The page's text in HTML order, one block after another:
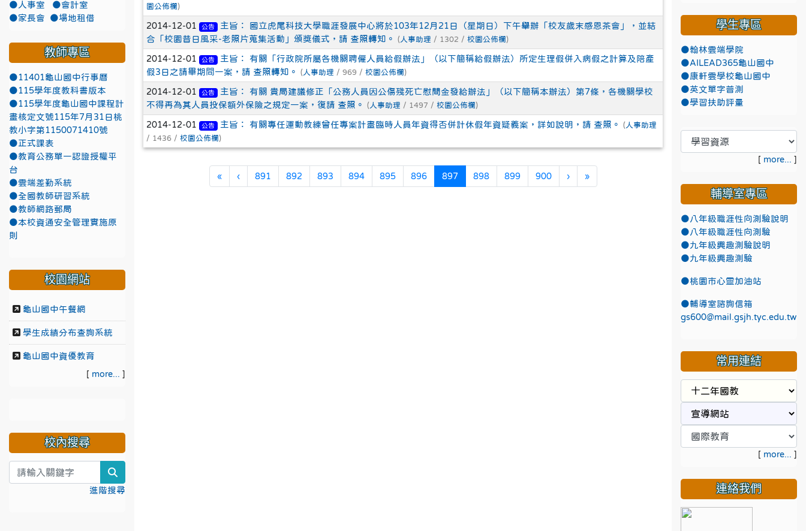
園公佈欄 )
2014-12-01 公告
主旨： 國立虎尾科技大學職涯發展中心將於103年12月21日（星期日）下午舉辦「校友歲末感恩茶會」，並結
合「校園昔日風采-老照片蒐集活動」頒獎儀式，請 查照轉知。 ( 人事助理 / 1302 / 校園公佈欄 )
2014-12-01 公告
主旨： 有關「行政院所屬各機關聘僱人員給假辦法」（以下簡稱給假辦法）所定生理假併入病假之計算及陪產
假3日之請畢期間一案，請 查照轉知。 ( 人事助理 / 969 / 校園公佈欄 )
2014-12-01 公告
主旨： 有關 貴局建議修正「公務人員因公傷殘死亡慰問金發給辦法」（以下簡稱本辦法）第7條，各機關學校
不得再為其人員投保額外保險之規定一案，復請 查照。 ( 人事助理 / 1497 / 校園公佈欄 )
2014-12-01 公告 主旨： 有關專任運動教練曾任專案計畫臨時人員年資得否併計休假年資疑義案，詳如說明，請 查照。 ( 人事助理
/ 1436 / 校園公佈欄 )
«第一頁
‹上一頁
891 892 893 894 895 896 897(目前頁次)
898 899 900 ›下一頁
»最後頁
●人事室
●會計室
●家長會
●場地租借
教師專區
●11401龜山國中行事曆
●115學年度教科書版本
●115學年度龜山國中課程計
畫核定文號115年7月31日桃
教小字第1150071410號
●正式課表
●教育公務單一認證授權平
台
●雲端差勤系統
●全國教師研習系統
●教師網路郵局
●本校資通安全管理實施原
則
校園網站
龜山國中午餐網
學生成績分布查詢系統
龜山國中資優教育
[ more... ]
校內搜尋
進階搜尋
學生專區
●翰林雲端學院
●AILEAD365龜山國中
●康軒雲學校龜山國中
●英文單字普測
●學習扶助評量
[ more... ]
輔導室專區
●八年級職涯性向測驗說明
●八年級職涯性向測驗
●九年級興趣測驗說明
●九年級興趣測驗
●桃園市心靈加油站
●輔導室諮詢信箱
gs600@mail.gsjh.tyc.edu.tw
常用連結
[ more... ]
連絡我們